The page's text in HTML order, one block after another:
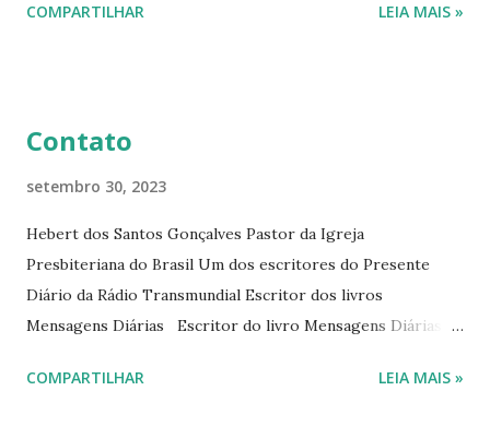
Diário da Rádio Trans mundial a mais de 15 anos. Escreveu o
COMPARTILHAR LEIA MAIS »
Contato
setembro 30, 2023
Hebert dos Santos Gonçalves Pastor da Igreja
Presbiteriana do Brasil Um dos escritores do Presente
Diário da Rádio Transmundial Escritor dos livros
Mensagens Diárias Escritor do livro Mensagens Diárias da
livromensagensdiarias@gmail.com Whatsapp: (15) 99765-
COMPARTILHAR LEIA MAIS »